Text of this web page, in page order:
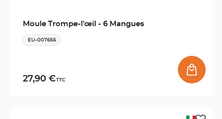
Moule Trompe-l'œil - 6 Mangues
EU-007656
27,90 €TTC